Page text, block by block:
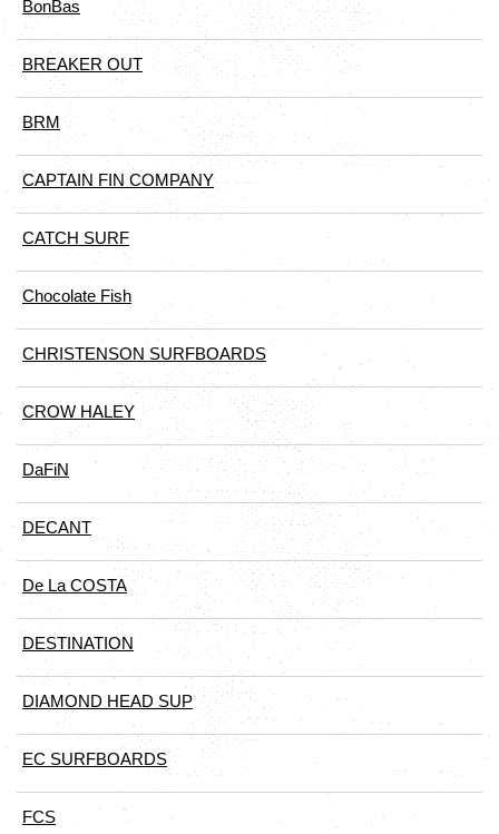
BonBas
BREAKER OUT
BRM
CAPTAIN FIN COMPANY
CATCH SURF
Chocolate Fish
CHRISTENSON SURFBOARDS
CROW HALEY
DaFiN
DECANT
De La COSTA
DESTINATION
DIAMOND HEAD SUP
EC SURFBOARDS
FCS